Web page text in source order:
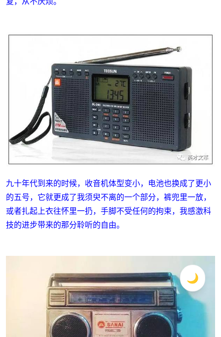
九十年代到来的时候，收音机体型变小，电池也换成了更小
的五号，它就更成了我须臾不离的一个部分，裤兜里一放，
或者扎起上衣往怀里一扔，手脚不受任何的拘束，我感激科
技的进步带来的那分聆听的自由。
🌙